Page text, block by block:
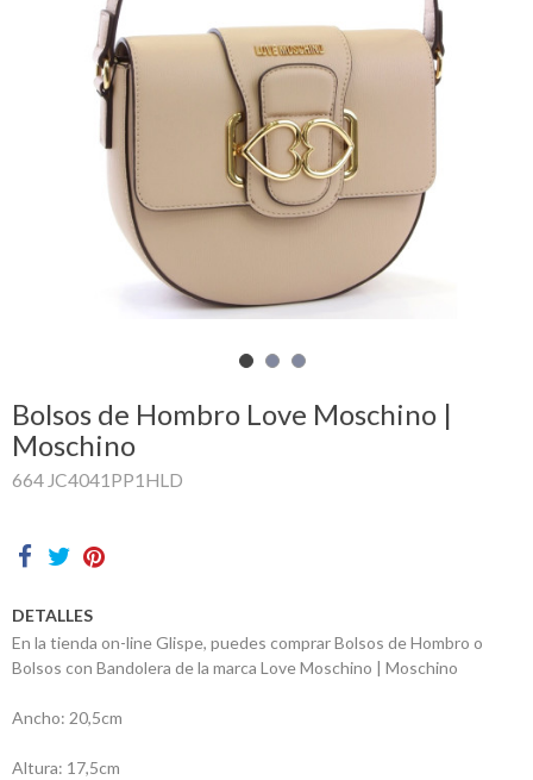
Glispe
Mujer
Hombre
Marcas
Facebook
Quienes
Contactos
Bolsos de Hombro Love Moschino |
Moschino
664 JC4041PP1HLD
DETALLES
En la tienda on-line Glispe, puedes comprar Bolsos de Hombro o
Bolsos con Bandolera de la marca Love Moschino | Moschino
Ancho: 20,5cm
Altura: 17,5cm